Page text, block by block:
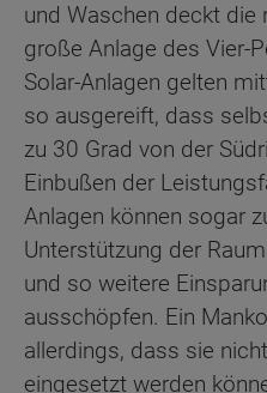
und Waschen deckt die
große Anlage des Vier-
Solar-Anlagen gelten
so ausgereift, dass
zu 30 Grad von der
Einbußen der
Anlagen können sogar
Unterstützung der
und so weitere
ausschöpfen. Ein
allerdings, dass sie
eingesetzt werden